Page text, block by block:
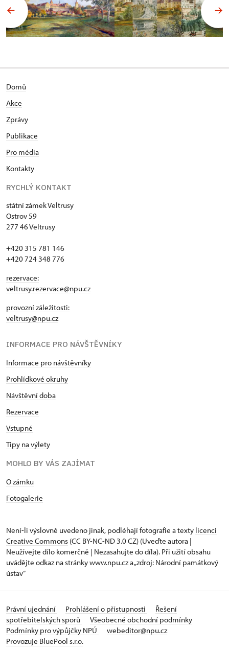
Domů
Akce
Zprávy
Publikace
Pro média
Kontakty
RYCHLÝ KONTAKT
státní zámek Veltrusy
Ostrov 59
277 46 Veltrusy
+420 315 781 146
+420 724 348 776
rezervace:
veltrusy.rezervace@npu.cz
provozní záležitosti:
veltrusy@npu.cz
INFORMACE PRO NÁVŠTĚVNÍKY
Informace pro návštěvníky
Prohlídkové okruhy
Návštěvní doba
Rezervace
Vstupné
Tipy na výlety
MOHLO BY VÁS ZAJÍMAT
O zámku
Fotogalerie
Není-li výslovně uvedeno jinak, podléhají fotografie a texty licenci
Creative Commons (CC BY-NC-ND 3.0 CZ) (Uveďte autora |
Neužívejte dílo komerčně | Nezasahujte do díla). Při užití obsahu
uvádějte odkaz na stránky www.npu.cz a „zdroj: Národní památkový
ústav“
Právní ujednání Prohlášení o přístupnosti
Řešení
spotřebitelských sporů
Všeobecné obchodní podmínky
Podmínky pro výpůjčky NPÚ
webeditor@npu.cz
Provozuje BluePool s.r.o.